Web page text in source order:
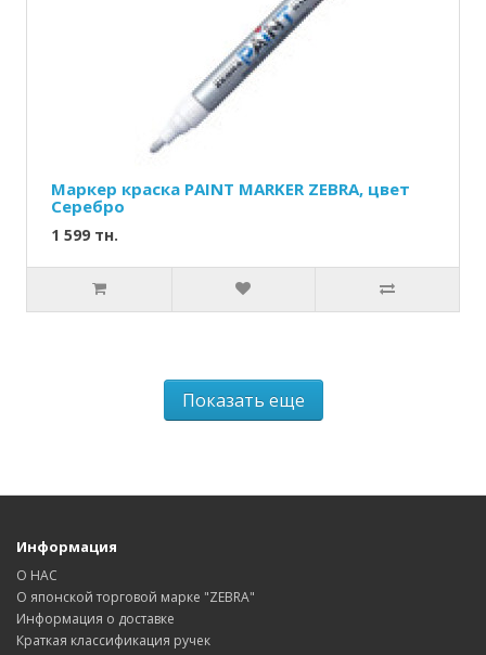
Маркер краска PAINT MARKER ZEBRA, цвет
Серебро
1 599 тн.
Показать еще
Информация
О НАС
О японской торговой марке "ZEBRA"
Информация о доставке
Краткая классификация ручек